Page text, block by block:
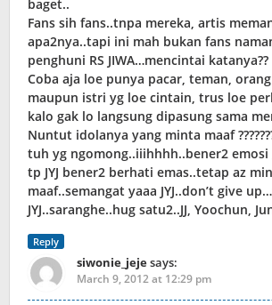
baget..
Fans sih fans..tnpa mereka, artis
apa2nya..tapi ini mah bukan fans
penghuni RS JIWA…mencintai katanya??
Coba aja loe punya pacar, teman,
maupun istri yg loe cintain, trus loe
kalo gak lo langsung dipasung sama
Nuntut idolanya yang minta maaf
tuh yg ngomong..iiihhhh..bener2
tp JYJ bener2 berhati emas..tetap az
maaf..semangat yaaa JYJ..don’t give
JYJ..saranghe..hug satu2..JJ, Yoochun,
Reply
siwonie_jejesays:
March 9, 2012 at 12:29 pm